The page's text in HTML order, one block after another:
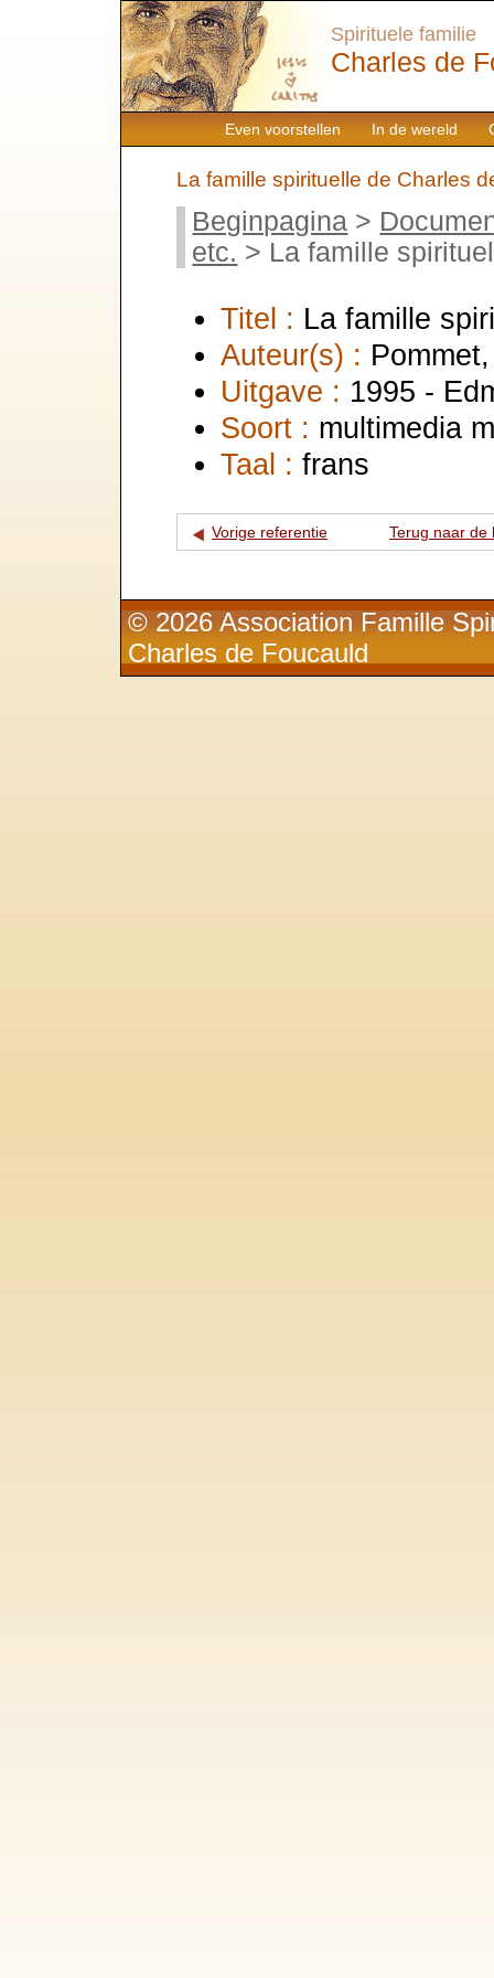
Even voorstellen In de wereld
Spirituele familie
Charles de
La famille spirituelle de Charles
Beginpagina >
etc. > La famille
Titel : La famille
Auteur(s) :
Uitgave : 1995 -
Soort : multimedia
Taal : frans
Vorige referentie Terug naar de
© 2026 Association Famille
Charles de Foucauld